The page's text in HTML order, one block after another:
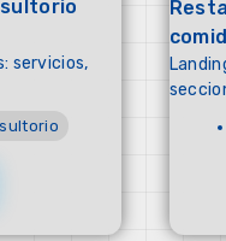
servicios,